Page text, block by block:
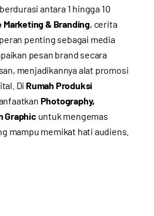
antara 1 hingga 10
Marketing & Branding, cerita
penting sebagai media
pesan brand secara
menjadikannya alat promosi
Di Rumah Produksi
Photography,
Graphic untuk mengemas
mampu memikat hati audiens.